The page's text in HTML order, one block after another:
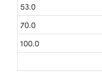
53.0
70.0
100.0